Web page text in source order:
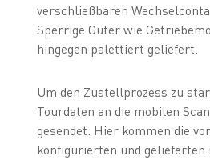
verschließbaren
Sperrige Güter wie
hingegen palettiert geliefert.
Um den Zustellprozess zu
Tourdaten an die mobilen
gesendet. Hier kommen die
konfigurierten und gelieferten